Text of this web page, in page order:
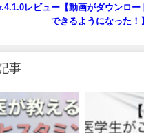
レビュー【動画がダウンロー
できるようになった！
事